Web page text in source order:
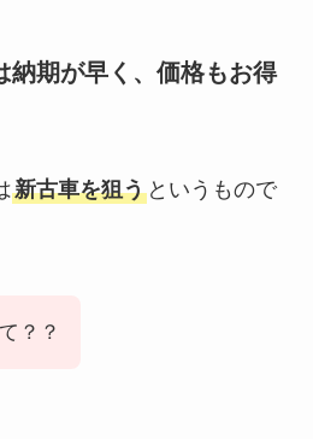
納期が早く、価格もお得
新古車を狙うというもので
？？